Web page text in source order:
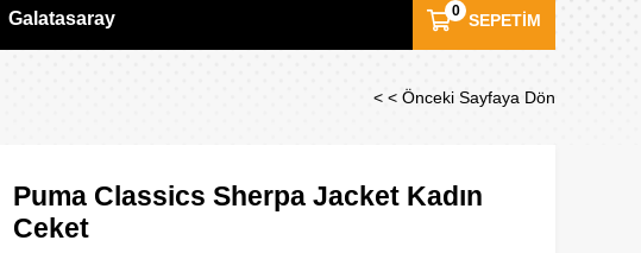
SEPETIM
0
Galatasaray
< < Önceki Sayfaya Dön
Puma Classics Sherpa Jacket Kadın
Ceket